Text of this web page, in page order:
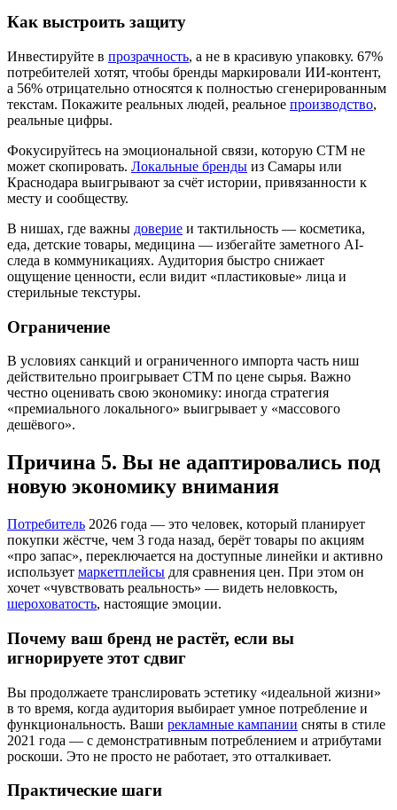
Как выстроить защиту
Инвестируйте в прозрачность, а не в красивую упаковку. 67%
потребителей хотят, чтобы бренды маркировали ИИ-контент,
а 56% отрицательно относятся к полностью сгенерированным
текстам. Покажите реальных людей, реальное производство,
реальные цифры.
Фокусируйтесь на эмоциональной связи, которую СТМ не
может скопировать. Локальные бренды из Самары или
Краснодара выигрывают за счёт истории, привязанности к
месту и сообществу.
В нишах, где важны доверие и тактильность — косметика,
еда, детские товары, медицина — избегайте заметного AI-
следа в коммуникациях. Аудитория быстро снижает
ощущение ценности, если видит «пластиковые» лица и
стерильные текстуры.
Ограничение
В условиях санкций и ограниченного импорта часть ниш
действительно проигрывает СТМ по цене сырья. Важно
честно оценивать свою экономику: иногда стратегия
«премиального локального» выигрывает у «массового
дешёвого».
Причина 5. Вы не адаптировались под
новую экономику внимания
Потребитель 2026 года — это человек, который планирует
покупки жёстче, чем 3 года назад, берёт товары по акциям
«про запас», переключается на доступные линейки и активно
использует маркетплейсы для сравнения цен. При этом он
хочет «чувствовать реальность» — видеть неловкость,
шероховатость, настоящие эмоции.
Почему ваш бренд не растёт, если вы
игнорируете этот сдвиг
Вы продолжаете транслировать эстетику «идеальной жизни»
в то время, когда аудитория выбирает умное потребление и
функциональность. Ваши рекламные кампании сняты в стиле
2021 года — с демонстративным потреблением и атрибутами
роскоши. Это не просто не работает, это отталкивает.
Практические шаги